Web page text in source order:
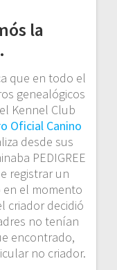
la
que en todo el
genealógicos
Kennel Club
Oficial Canino
desde sus
PEDIGREE
registrar un
el momento
criador decidió
no tenían
encontrado,
no criador.